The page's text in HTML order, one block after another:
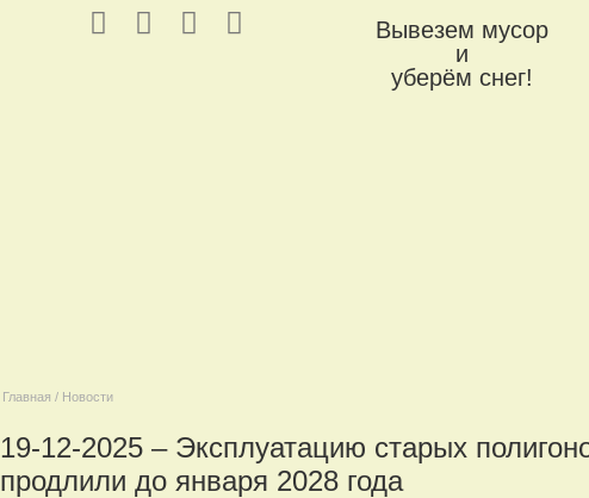
Вывезем мусор
и
уберём снег!
Главная / Новости
19-12-2025 – Эксплуатацию старых
продлили до января 2028 года